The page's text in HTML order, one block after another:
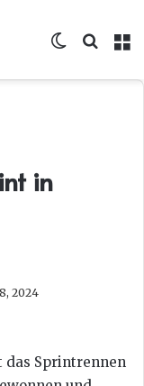
Skin
in
2024
das Sprintrennen